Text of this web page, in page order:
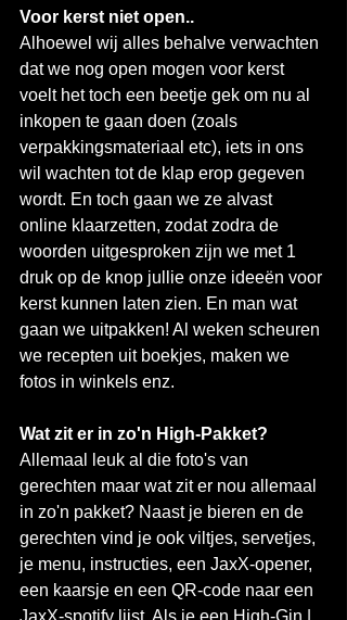
Voor kerst niet open..
Alhoewel wij alles behalve verwachten
dat we nog open mogen voor kerst
voelt het toch een beetje gek om nu al
inkopen te gaan doen (zoals
verpakkingsmateriaal etc), iets in ons
wil wachten tot de klap erop gegeven
wordt. En toch gaan we ze alvast
online klaarzetten, zodat zodra de
woorden uitgesproken zijn we met 1
druk op de knop jullie onze ideeën voor
kerst kunnen laten zien. En man wat
gaan we uitpakken! Al weken scheuren
we recepten uit boekjes, maken we
fotos in winkels enz.
Wat zit er in zo'n High-Pakket?
Allemaal leuk al die foto's van
gerechten maar wat zit er nou allemaal
in zo'n pakket? Naast je bieren en de
gerechten vind je ook viltjes, servetjes,
je menu, instructies, een JaxX-opener,
een kaarsje en een QR-code naar een
JaxX-spotify lijst. Als je een High-Gin |